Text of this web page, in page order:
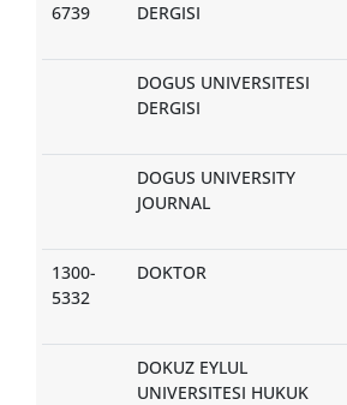
6739
DERGISI
DOGUS UNIVERSITESI
DERGISI
DOGUS UNIVERSITY
JOURNAL
1300-
5332
DOKTOR
DOKUZ EYLUL
UNIVERSITESI HUKUK